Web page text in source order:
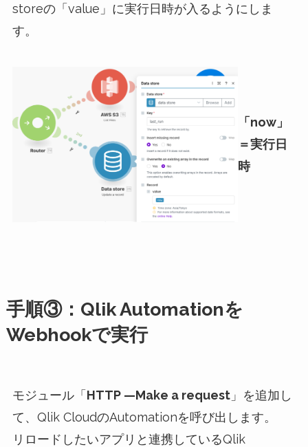
storeの「value」に実行日時が入るようにしま
す。
「now」
＝実行日
時
手順③：Qlik Automationを
Webhookで実行
モジュール「HTTP —Make a request」を追加し
て、Qlik CloudのAutomationを呼び出します。
リロードしたいアプリと連携しているQlik